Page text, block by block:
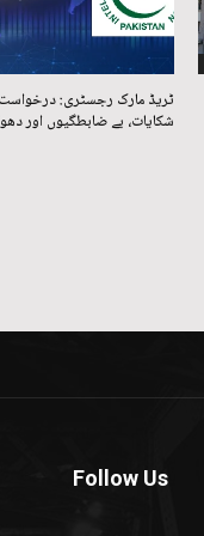
ٹریڈ مارک رجسٹری:
شکایات، بے ضابطگیوں اور
Follow Us